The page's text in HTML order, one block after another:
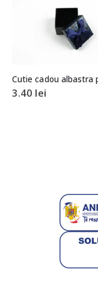
10.00lei